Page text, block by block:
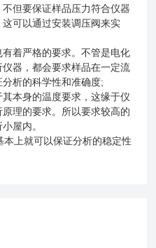
但要保证样品压力符合仪器
可以通过安装调压阀来实
着严格的要求。不管是电化
器，都会要求样品在一定流
析的科学性和准确度;
本身的温度要求，这缘于仪
理的要求。所以要求较高的
屋内。
上就可以保证分析的稳定性